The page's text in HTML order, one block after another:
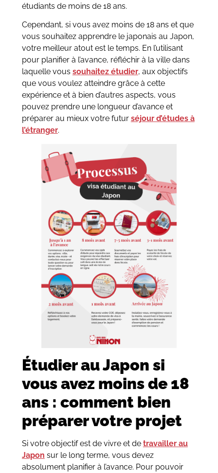
étudiants de moins de 18 ans.
Cependant, si vous avez moins de 18 ans et que
vous souhaitez apprendre le japonais au Japon,
votre meilleur atout est le temps. En l’utilisant
pour planifier à l’avance, réfléchir à la ville dans
laquelle vous souhaitez étudier, aux objectifs
que vous voulez atteindre grâce à cette
expérience et à bien d’autres aspects, vous
pouvez prendre une longueur d’avance et
préparer au mieux votre futur séjour d’études à
l’étranger.
Étudier au Japon si
vous avez moins de 18
ans : comment bien
préparer votre projet
Si votre objectif est de vivre et de travailler au
Japon sur le long terme, vous devez
absolument planifier à l’avance. Pour pouvoir